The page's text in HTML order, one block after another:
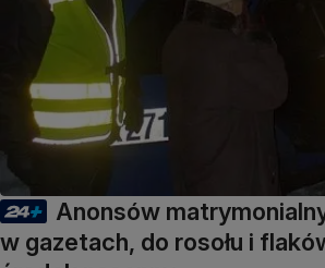
Anonsów
w gazetach, do rosołu i